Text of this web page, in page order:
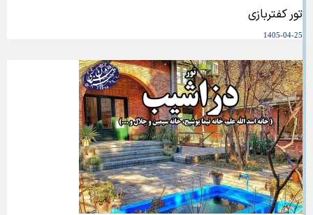
تور کفتربازی
1405-04-25